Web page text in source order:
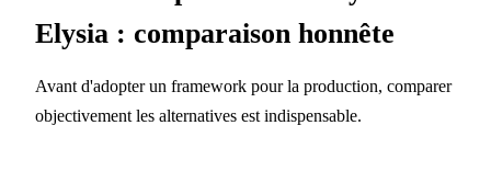
Elysia : comparaison honnête
Avant d'adopter un framework pour la production, comparer
objectivement les alternatives est indispensable.